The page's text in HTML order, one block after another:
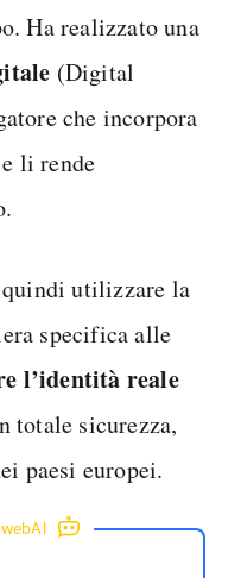
Ha realizzato una
(Digital
che incorpora
li rende
utilizzare la
specifica alle
l’identità reale
totale sicurezza,
paesi europei.